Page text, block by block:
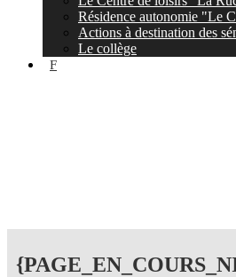
Résidence autonomie "Le
Actions à destination des
Le collège
F